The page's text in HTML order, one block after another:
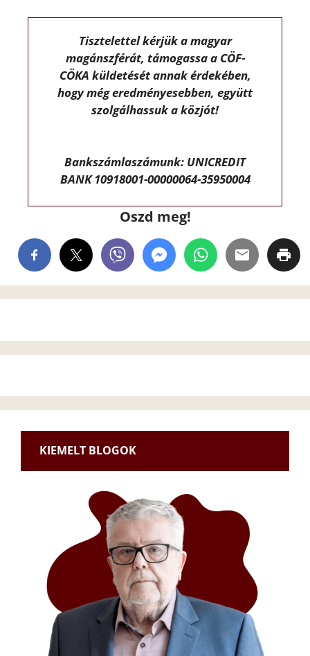
Tisztelettel kérjük a magyar
magánszférát, támogassa a CÖF-
CÖKA küldetését annak érdekében,
hogy még eredményesebben, együtt
szolgálhassuk a közjót!
Bankszámlaszámunk: UNICREDIT
BANK 10918001-00000064-35950004
Oszd meg!
KIEMELT BLOGOK